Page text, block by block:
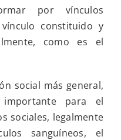
por vínculos
constituido y
como es el
social más general,
para el
sociales, legalmente
sanguíneos, el